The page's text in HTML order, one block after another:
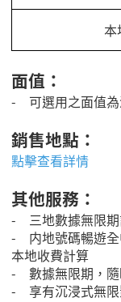
本
面值：
- 可選用之面值
銷售地點：
點擊查看詳情
其他服務：
- 三地數據無限期
- 内地號碼暢遊全
本地收費計算
- 數據無限期，隨
- 享有沉浸式無限